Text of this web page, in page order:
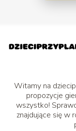
Witamy na
propozycje
wszystko!
znajdujące się w